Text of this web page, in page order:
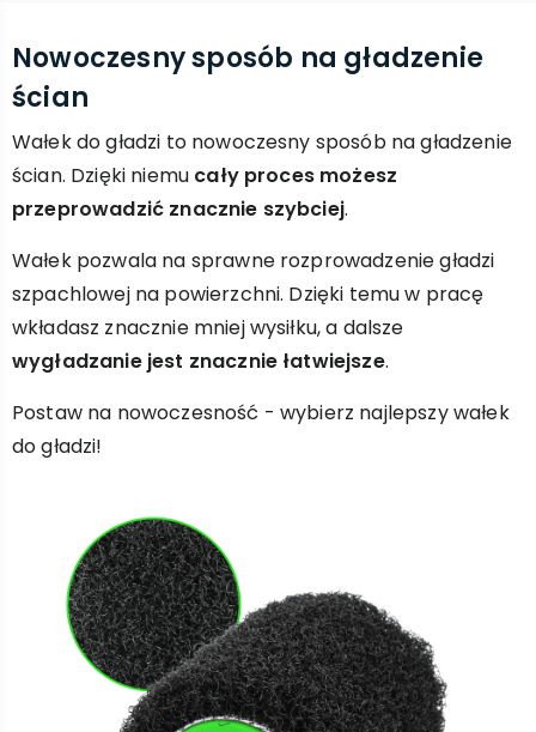
Nowoczesny sposób na gładzenie
ścian
Wałek do gładzi to nowoczesny sposób na gładzenie
ścian. Dzięki niemu cały proces możesz
przeprowadzić znacznie szybciej.
Wałek pozwala na sprawne rozprowadzenie gładzi
szpachlowej na powierzchni. Dzięki temu w pracę
wkładasz znacznie mniej wysiłku, a dalsze
wygładzanie jest znacznie łatwiejsze.
Postaw na nowoczesność - wybierz najlepszy wałek
do gładzi!